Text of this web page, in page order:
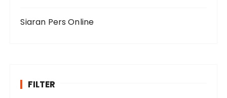
Siaran Pers Online
FILTER